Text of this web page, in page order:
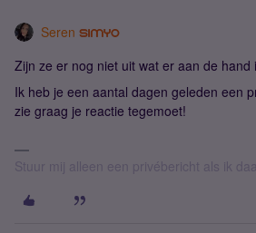
Seren
Zijn ze er nog niet uit wat er aan de hand
Ik heb je een aantal dagen geleden een
zie graag je reactie tegemoet!
Stuur mij alleen een privébericht als ik